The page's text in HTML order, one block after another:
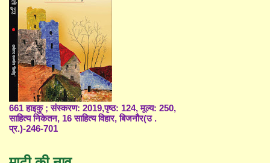
661 हाइकु ; संस्करण: 2019,पृष्ठ: 124, मूल्य: 250,
साहित्य निकेतन, 16 साहित्य विहार, बिजनौर(उ .
प्र.)-246-701